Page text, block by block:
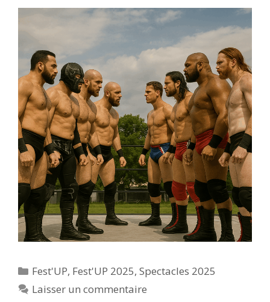
Catégories
Fest'UP, Fest'UP 2025,Spectacles 2025
Laisser un commentaire